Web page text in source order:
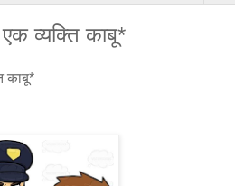
व्यक्ति काबू*
काबू*